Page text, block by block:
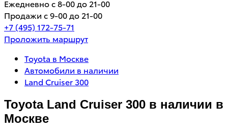
Ежедневно с 8-00 до 21-00
Продажи с 9-00 до 21-00
+7 (495) 172-75-71
Проложить маршрут
Toyota в Москве
Автомобили в наличии
Land Cruiser 300
Toyota Land Cruiser 300 в наличии в
Москве